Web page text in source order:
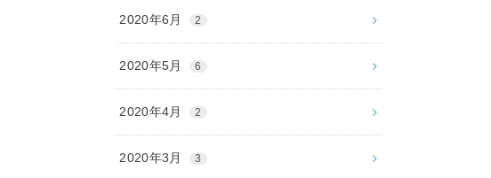
2020年6月 2
2020年5月 6
2020年4月 2
2020年3月 3